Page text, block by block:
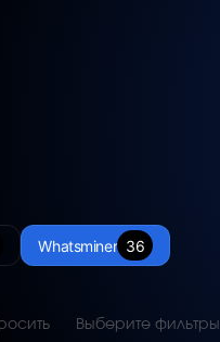
Whatsminer 36
Выберите фильтры